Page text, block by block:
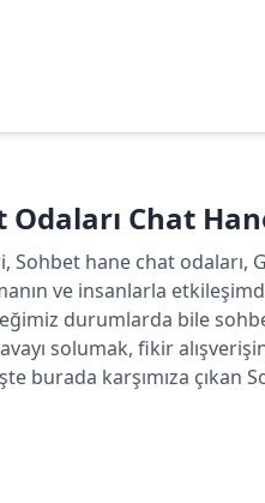
Chat
Sohbet hane chat odaları,
ve insanlarla
durumlarda bile
solumak, fikir
burada karşımıza çıkan